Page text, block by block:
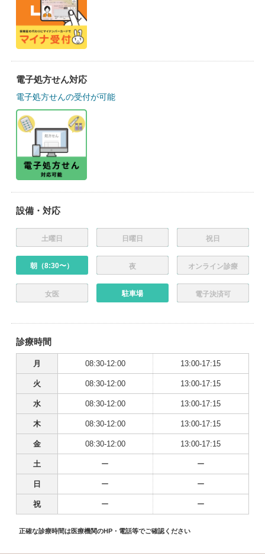
電子処方せん対応
電子処方せんの受付が可能
設備・対応
土曜日 日曜日 祝日
朝（8:30〜） 夜 オンライン診療
女医 駐車場 電子決済可
診療時間
月 08:30-12:00 13:00-17:15
火 08:30-12:00 13:00-17:15
水 08:30-12:00 13:00-17:15
木 08:30-12:00 13:00-17:15
金 08:30-12:00 13:00-17:15
土 ー ー
日 ー ー
祝 ー ー
正確な診療時間は医療機関のHP・電話等でご確認ください